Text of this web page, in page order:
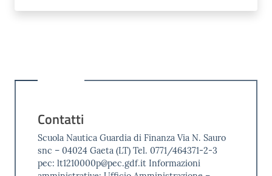
Contatti
Scuola Nautica Guardia di Finanza Via N. Sauro
snc – 04024 Gaeta (LT) Tel. 0771/464371-2-3
pec: lt1210000p@pec.gdf.it Informazioni